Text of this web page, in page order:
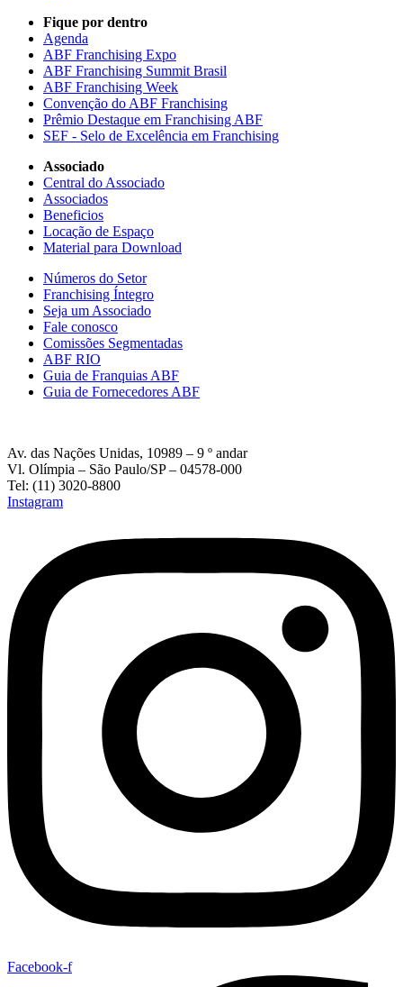
Fique por dentro
Agenda
ABF Franchising Expo
ABF Franchising Summit Brasil
ABF Franchising Week
Convenção do ABF Franchising
Prêmio Destaque em Franchising ABF
SEF - Selo de Excelência em Franchising
Associado
Central do Associado
Associados
Beneficios
Locação de Espaço
Material para Download
Números do Setor
Franchising Íntegro
Seja um Associado
Fale conosco
Comissões Segmentadas
ABF RIO
Guia de Franquias ABF
Guia de Fornecedores ABF
Av. das Nações Unidas, 10989 – 9 º andar
Vl. Olímpia – São Paulo/SP – 04578-000
Tel: (11) 3020-8800
Instagram
Facebook-f